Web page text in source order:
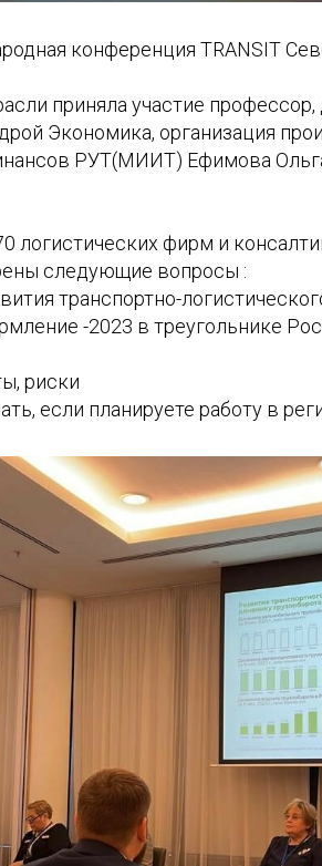
конференция TRANSIT
приняла участие профессор,
Экономика, организация
РУТ(МИИТ) Ефимова
логистических фирм и
следующие вопросы :
транспортно-
-2023 в треугольнике
риски
если планируете работу в